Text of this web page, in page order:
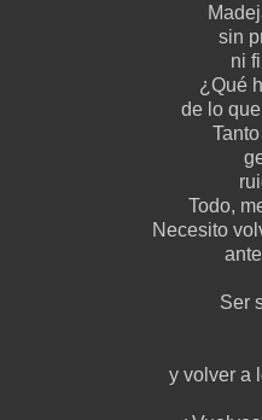
sin
ni
¿Qué
de lo
Todo,
Necesito
Ser
y volver a